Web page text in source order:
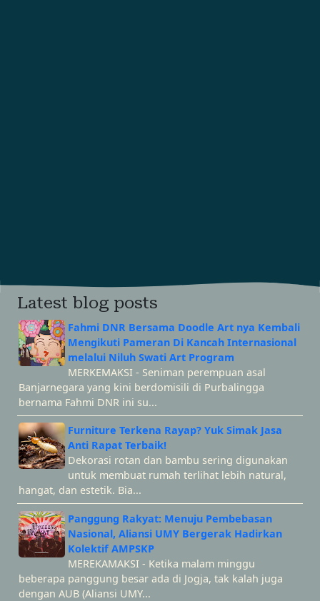
Latest blog posts
Fahmi DNR Bersama Doodle Art nya Kembali
Mengikuti Pameran Di Kancah Internasional
melalui Niluh Swati Art Program
MERKEMAKSI - Seniman perempuan asal
Banjarnegara yang kini berdomisili di Purbalingga
bernama Fahmi DNR ini su...
Furniture Terkena Rayap? Yuk Simak Jasa
Anti Rapat Terbaik!
Dekorasi rotan dan bambu sering digunakan
untuk membuat rumah terlihat lebih natural,
hangat, dan estetik. Bia...
Panggung Rakyat: Menuju Pembebasan
Nasional, Aliansi UMY Bergerak Hadirkan
Kolektif AMPSKP
MEREKAMAKSI - Ketika malam minggu
beberapa panggung besar ada di Jogja, tak kalah juga
dengan AUB (Aliansi UMY...